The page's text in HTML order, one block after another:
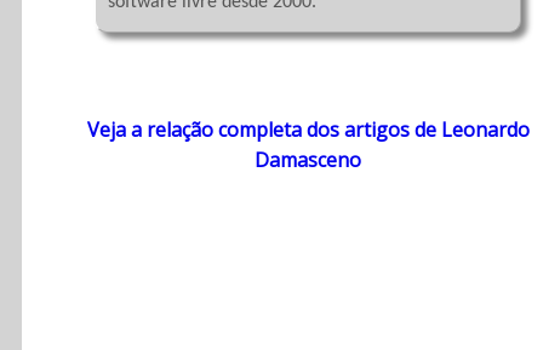
Veja a relação completa dos artigos de Leonardo
Damasceno